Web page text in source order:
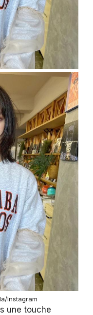
Instagram
une touche